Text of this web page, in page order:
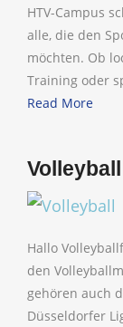
HTV-Campus
alle, die den
möchten. Ob
Training oder
Read More
Volleyball
Hallo
den
gehören auch
Düsseldorfer